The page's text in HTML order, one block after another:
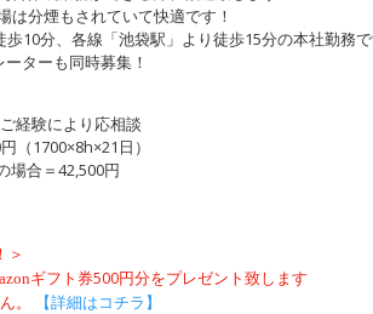
分煙もされていて快適です！
10分、各線「池袋駅」より徒歩15分の本社勤務で
ターも同時募集！
経験により応相談
（1700×8h×21日）
場合＝42,500円
＞
ギフト券500円分をプレゼント致します
。
【詳細はコチラ】